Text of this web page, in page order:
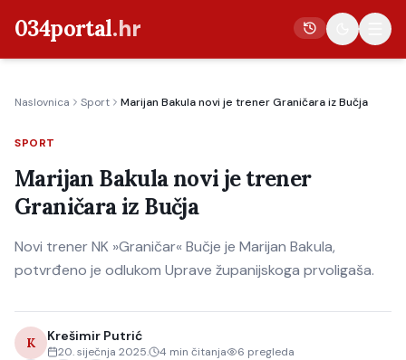
034portal.hr
Crna kronika
Poljoprivreda
Politika
Gospodarstvo
Život
Kultura
Sport
Naslovnica Sport Marijan Bakula novi je trener Graničara iz Bučja
SPORT
Marijan Bakula novi je trener
Graničara iz Bučja
Novi trener NK »Graničar« Bučje je Marijan Bakula,
potvrđeno je odlukom Uprave županijskoga prvoligaša.
K Krešimir Putrić
20. siječnja 2025. 4 min čitanja 6 pregleda